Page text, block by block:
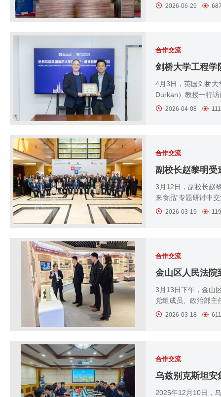
2026-06-29
合作交流
剑桥大学工程学
4月3日，英国剑桥大
Durkan）教授一行
2026-04-08
合作交流
副校长赵黎明受
3月12日，副校长赵
来食品”专题研讨中
2026-03-19
合作交流
金山区人民法院
3月13日下午，金山
党组成员、政治部主
2026-03-18 611
合作交流
乌兹别克斯坦安
2025年12月10日，